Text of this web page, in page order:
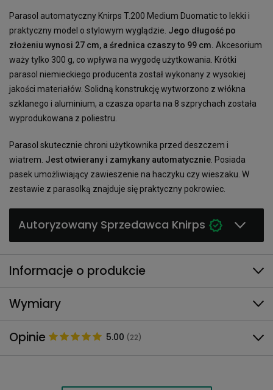
Parasol automatyczny Knirps T.200 Medium Duomatic to lekki i
praktyczny model o stylowym wyglądzie. Jego długość po
złożeniu wynosi 27 cm, a średnica czaszy to 99 cm. Akcesorium
waży tylko 300 g, co wpływa na wygodę użytkowania. Krótki
parasol niemieckiego producenta został wykonany z wysokiej
jakości materiałów. Solidną konstrukcję wytworzono z włókna
szklanego i aluminium, a czasza oparta na 8 szprychach została
wyprodukowana z poliestru.
Parasol skutecznie chroni użytkownika przed deszczem i
wiatrem. Jest otwierany i zamykany automatycznie . Posiada
pasek umożliwiający zawieszenie na haczyku czy wieszaku. W
zestawie z parasolką znajduje się praktyczny pokrowiec.
Autoryzowany Sprzedawca Knirps
Informacje o produkcie
Wymiary
Opinie 5.00 (22)